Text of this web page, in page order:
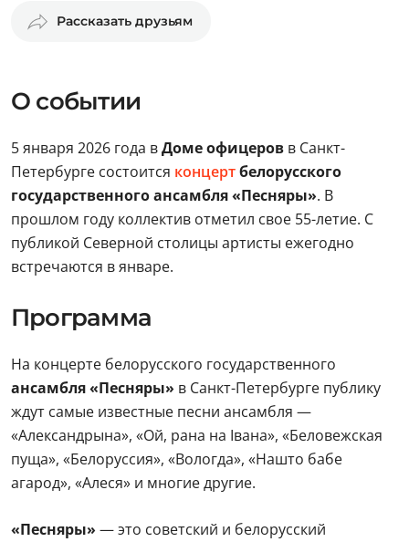
Рассказать друзьям
О событии
5 января 2026 года вДоме офицеров в Санкт-
Петербурге состоится концертбелорусского
государственного ансамбля «Песняры». В
прошлом году коллектив отметил свое 55-летие. С
публикой Северной столицы артисты ежегодно
встречаются в январе.
Программа
На концерте белорусского государственного
ансамбля «Песняры» в Санкт-Петербурге публику
ждут самые известные песни ансамбля —
«Александрына», «Ой, рана на Івана», «Беловежская
пуща», «Белоруссия», «Вологда», «Нашто бабе
агарод», «Алеся» и многие другие.
«Песняры» — это советский и белорусский